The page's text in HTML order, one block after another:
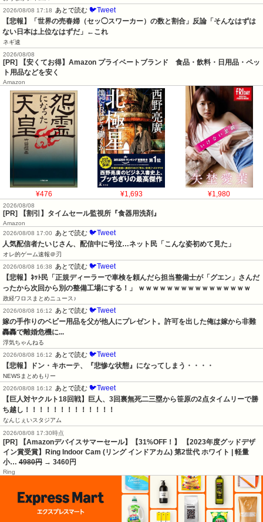
2026/08/08 17:18
あとで読む 🐦Tweet
【悲報】「世界の売春婦（セッ◯スワーカー）の数と割合」反論「そんなはずは
ない日本は上位なはずだ」←これ
ネギ速
2026/08/08
[PR] 【安くてお得】Amazon プライベートブランド 食品・飲料・日用品・ペッ
ト用品などを安く
Amazon
¥476 ¥1,693 ¥1,980
2026/08/08
[PR] 【割引】タイムセール監視所『食器用洗剤』
Amazon
2026/08/08 17:00
あとで読む 🐦Tweet
人気配信者たいじさん、配信中に号泣…ネット民「こんな姿初めて見た」
オレ的ゲーム速報＠刃
2026/08/08 16:38
あとで読む 🐦Tweet
【悲報】ﾈｯﾄ民「正規ディーラーで車検を頼んだら担当整備士が「グエン」さんだ
ったから次回から別の整備工場にする！」 ｗｗｗｗｗｗｗｗｗｗｗｗｗｗｗｗ
政経ワロスまとめニュース♪
2026/08/08 16:12
あとで読む 🐦Tweet
嫁の手作りのベビー用品を父が他人にプレゼント。許可を出した俺は嫁から非難
轟轟で離婚危機に...
浮気ちゃんねる
2026/08/08 16:12
あとで読む 🐦Tweet
【悲報】ドン・キホーテ、『悲惨な状態』になってしまう・・・・
NEWSまとめもりー
2026/08/08 16:12
あとで読む 🐦Tweet
【巨人対ヤクルト18回戦】巨人、3回裏無死二三塁から笹原の2点タイムリーで勝
ち越し！！！！！！！！！！！！！
なんじぇいスタジアム
2026/08/08 17:30時点
[PR] 【Amazonデバイスサマーセール】【31%OFF！】 【2023年度グッドデザ
イン賞受賞】Ring Indoor Cam (リング インドアカム) 第2世代 ホワイト | 軽量
小… 4980円 → 3460円
Ring